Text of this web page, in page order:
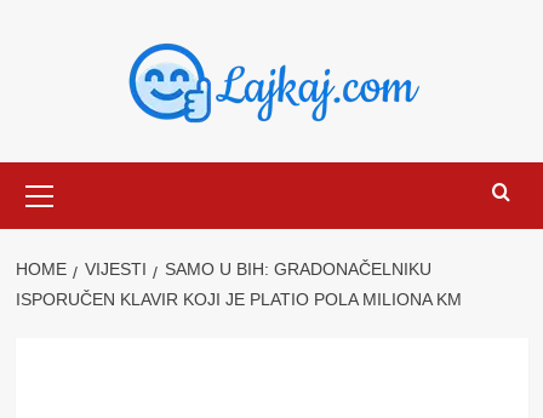
Menu
HOME VIJESTI
SAMO U BIH: GRADONAČELNIKU
ISPORUČEN KLAVIR KOJI JE PLATIO POLA MILIONA KM